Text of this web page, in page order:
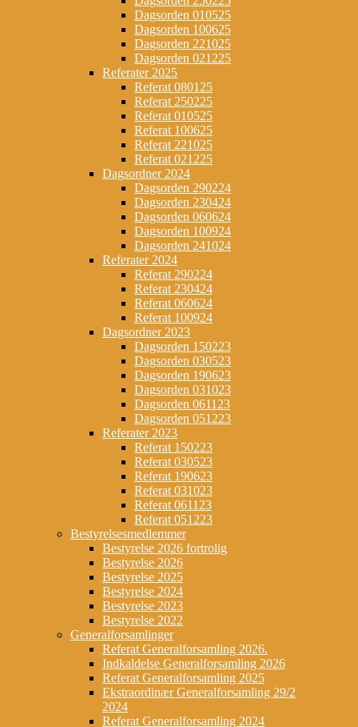
Dagsorden 010525
Dagsorden 100625
Dagsorden 221025
Dagsorden 021225
Referater 2025
Referat 080125
Referat 250225
Referat 010525
Referat 100625
Referat 221025
Referat 021225
Dagsordner 2024
Dagsorden 290224
Dagsorden 230424
Dagsorden 060624
Dagsorden 100924
Dagsorden 241024
Referater 2024
Referat 290224
Referat 230424
Referat 060624
Referat 100924
Dagsordner 2023
Dagsorden 150223
Dagsorden 030523
Dagsorden 190623
Dagsorden 031023
Dagsorden 061123
Dagsorden 051223
Referater 2023
Referat 150223
Referat 030523
Referat 190623
Referat 031023
Referat 061123
Referat 051223
Bestyrelsesmedlemmer
Bestyrelse 2026 fortrolig
Bestyrelse 2026
Bestyrelse 2025
Bestyrelse 2024
Bestyrelse 2023
Bestyrelse 2022
Generalforsamlinger
Referat Generalforsamling 2026.
Indkaldelse Generalforsamling 2026
Referat Generalforsamling 2025
Ekstraordinær Generalforsamling 29/2
2024
Referat Generalforsamling 2024